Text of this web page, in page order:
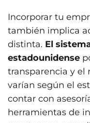
Incorporar tu
también implica
distinta. El
estadounidense
transparencia y el
varían según el
contar con
herramientas de